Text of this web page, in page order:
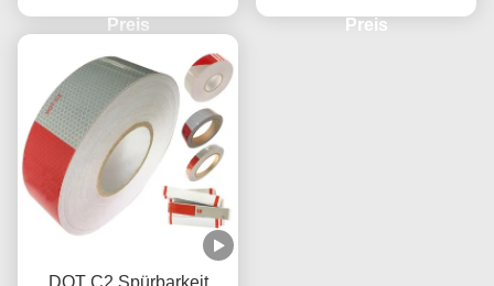
Preis Preis
DOT C2 Spürbarkeit